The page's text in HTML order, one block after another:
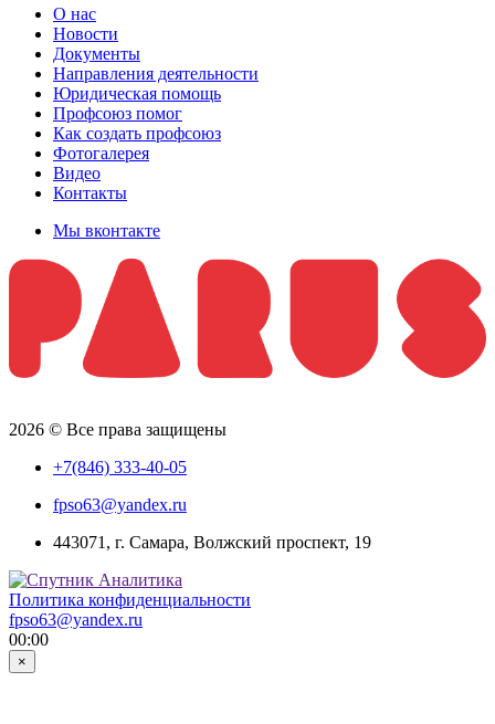
О нас
Новости
Документы
Направления деятельности
Юридическая помощь
Профсоюз помог
Как создать профсоюз
Фотогалерея
Видео
Контакты
Мы вконтакте
2026 © Все права защищены
+7(846) 333-40-05
fpso63@yandex.ru
443071, г. Самара, Волжский проспект, 19
Политика конфиденциальности
fpso63@yandex.ru
00:00
×